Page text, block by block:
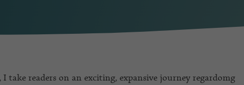
I take readers on an exciting, expansive journey regardomg